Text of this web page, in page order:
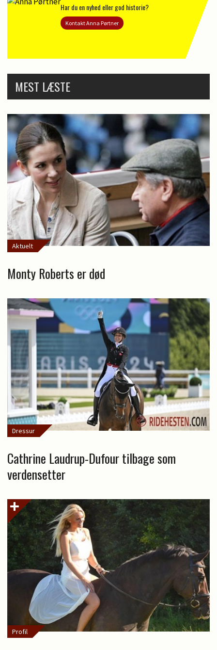
Har du en nyhed eller god historie?
Kontakt Anna Pørtner
MEST LÆSTE
Aktuelt
Monty Roberts er død
Dressur
Cathrine Laudrup-Dufour tilbage som
verdensetter
Profil